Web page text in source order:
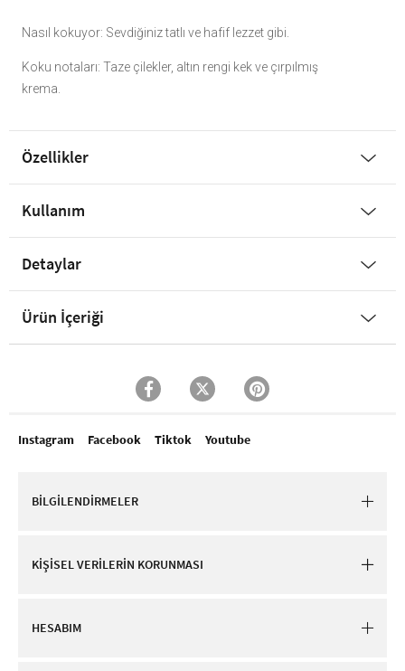
Nasıl kokuyor: Sevdiğiniz tatlı ve hafif lezzet gibi.
Koku notaları: Taze çilekler, altın rengi kek ve çırpılmış
krema.
Özellikler
Kullanım
Detaylar
Ürün İçeriği
Instagram Facebook Tiktok Youtube
BİLGİLENDİRMELER
KİŞİSEL VERİLERİN KORUNMASI
HESABIM